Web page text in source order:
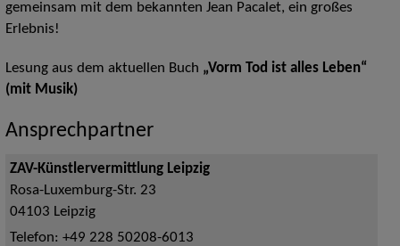
gemeinsam mit dem bekannten Jean Pacalet, ein großes
Erlebnis!
Lesung aus dem aktuellen Buch „Vorm Tod ist alles Leben“
(mit Musik)
Ansprechpartner
ZAV-Künstlervermittlung Leipzig
Rosa-Luxemburg-Str. 23
04103 Leipzig
Telefon: +49 228 50208-6013